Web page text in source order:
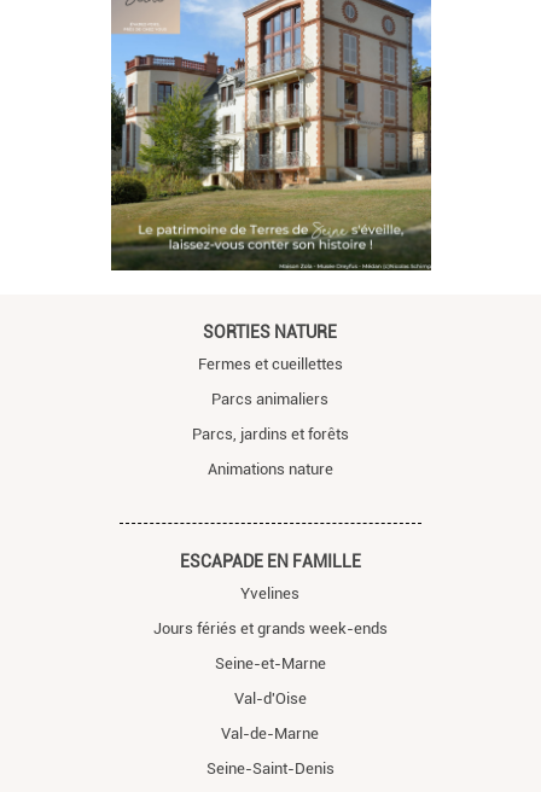
SORTIES NATURE
Fermes et cueillettes
Parcs animaliers
Parcs, jardins et forêts
Animations nature
ESCAPADE EN FAMILLE
Yvelines
Jours fériés et grands week-ends
Seine-et-Marne
Val-d'Oise
Val-de-Marne
Seine-Saint-Denis